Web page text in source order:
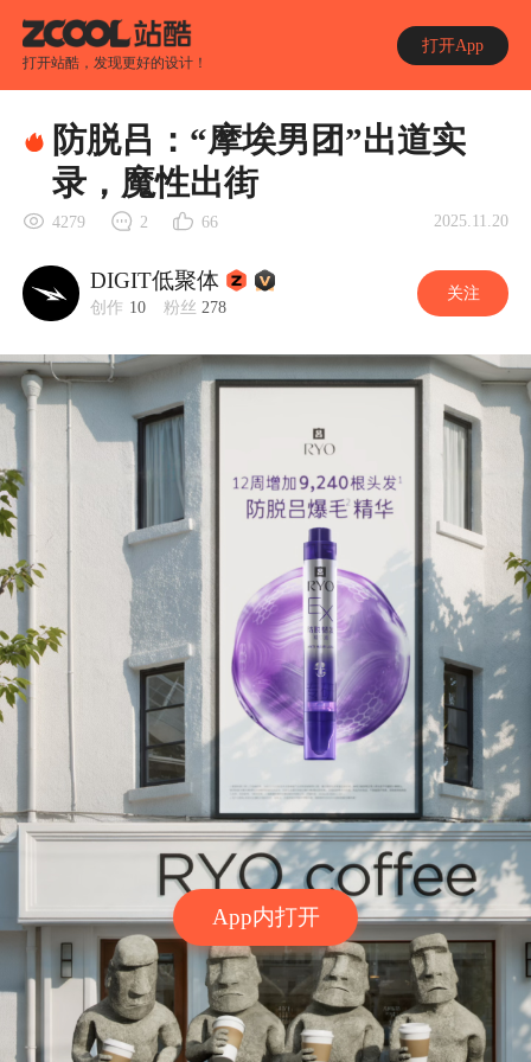
打开站酷，发现更好的设计！
打开App
App内打开
防脱吕：“摩埃男团”出道实
录，魔性出街
4279 2 66 2025.11.20
DIGIT低聚体
创作 10 粉丝 278
关注